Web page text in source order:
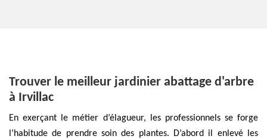
Trouver le meilleur jardinier abattage d'arbre
à Irvillac
En exerçant le métier d’élagueur, les professionnels se forge
l’habitude de prendre soin des plantes. D’abord il enlevé les